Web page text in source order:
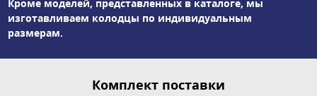
Кроме моделей, представленных в каталоге, мы
изготавливаем колодцы по индивидуальным
размерам.
Комплект поставки